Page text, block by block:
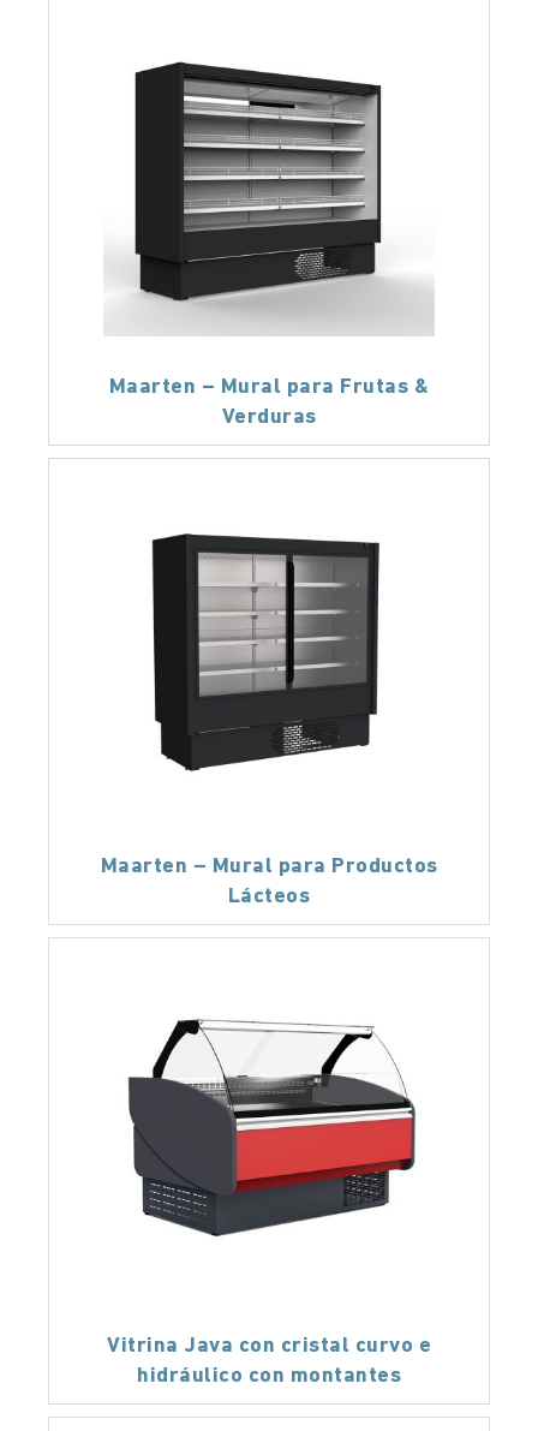
Maarten – Mural para Frutas &
Verduras
Maarten – Mural para Productos
Lácteos
Vitrina Java con cristal curvo e
hidráulico con montantes